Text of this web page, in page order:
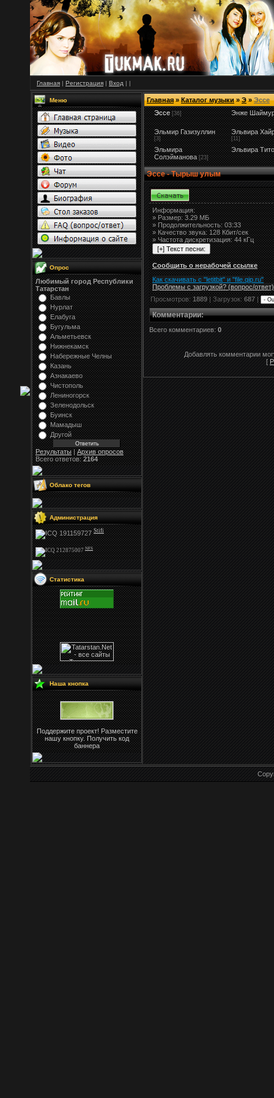
Главная | Регистрация | Вход | |
Меню
Опрос
Любимый город Республики
Татарстан
Бавлы
Нурлат
Елабуга
Бугульма
Альметьевск
Нижнекамск
Набережные Челны
Казань
Азнакаево
Чистополь
Лениногорск
Зеленодольск
Буинск
Мамадыш
Другой
Результаты|Архив опросов
Всего ответов:2164
Облако тегов
Администрация
Stifi
NFS
Статистика
Наша кнопка
Поддержите проект! Разместите
нашу кнопку. Получить код
баннера
Главная»Каталог музыки»Э» Эссе
Эссе [36] Энже
Эльмир Газизуллин
[3]
Эльвира
[11]
Эльмира
Солэйманова [23]
Эльвира
Эссе - Тырыш улым
Информация:
»Размер:3.29 МБ
» Продолжительность: 03:33
» Качество звука: 128 Кбит/сек
» Частота дискретизация: 44 кГц
Сообщить о нерабочей ссылке
Как скачивать с "letitbit" и "file.qip.ru"
Проблемы с загрузкой? (вопрос/ответ)
Просмотров:1889| Загрузок:687|
Комментарии:
Всего комментариев: 0
Добавлять комментарии
[